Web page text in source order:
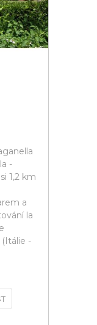
-
1,2 km
a
la
-